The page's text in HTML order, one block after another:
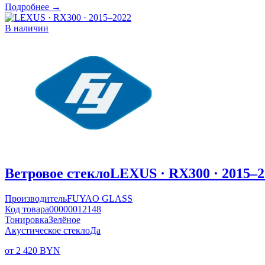
Подробнее →
В наличии
Ветровое стеклоLEXUS · RX300 ·
ПроизводительFUYAO GLASS
Код товара00000012148
ТонировкаЗелёное
Акустическое стеклоДа
от 2 420 BYN